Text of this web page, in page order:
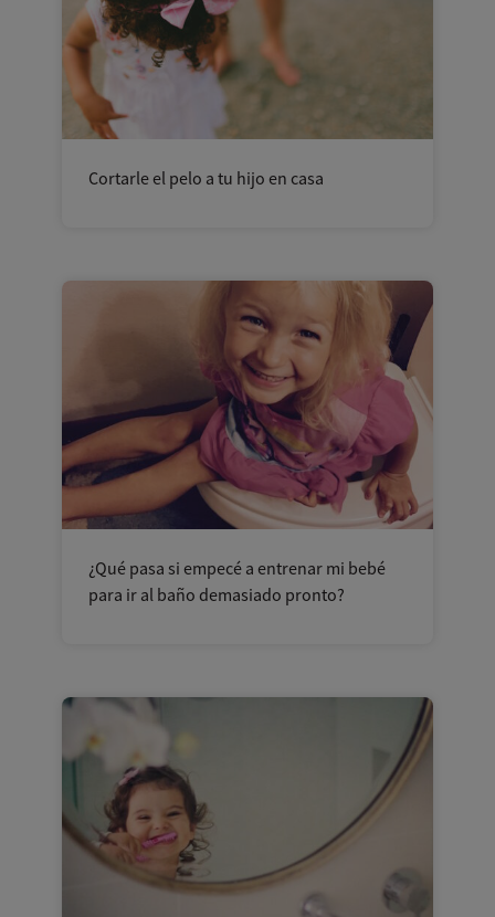
Cortarle el pelo a tu hijo en casa
¿Qué pasa si empecé a entrenar mi bebé
para ir al baño demasiado pronto?